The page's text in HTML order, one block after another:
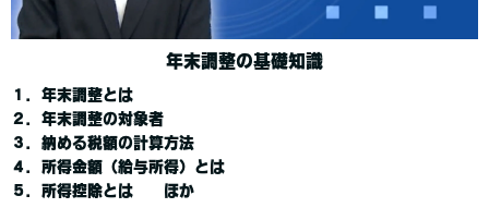
年末調整の基礎知識
１．年末調整とは
２．年末調整の対象者
３．納める税額の計算方法
４．所得金額（給与所得）とは
５．所得控除とは ほか